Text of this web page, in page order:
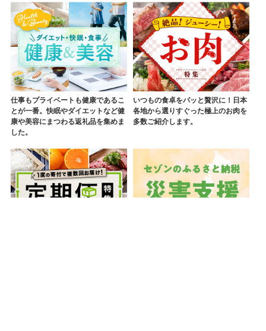
仕事もプライベートも健康であるこ
とが一番。快眠やダイエットなど健
康や美容にまつわる返礼品を集めま
した。
いつもの食卓をパッと贅沢に！日本
各地から選りすぐった極上のお肉を
多数ご紹介します。